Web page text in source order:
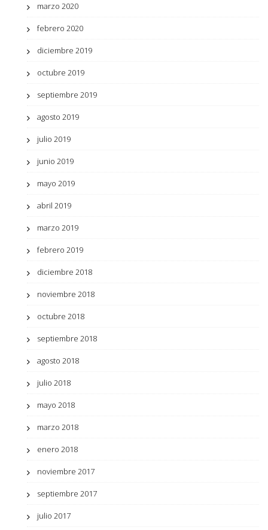
marzo 2020
febrero 2020
diciembre 2019
octubre 2019
septiembre 2019
agosto 2019
julio 2019
junio 2019
mayo 2019
abril 2019
marzo 2019
febrero 2019
diciembre 2018
noviembre 2018
octubre 2018
septiembre 2018
agosto 2018
julio 2018
mayo 2018
marzo 2018
enero 2018
noviembre 2017
septiembre 2017
julio 2017